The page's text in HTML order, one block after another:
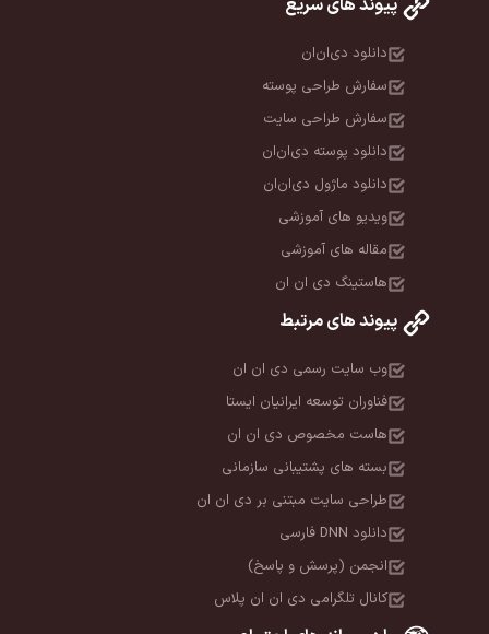
دانلود دی‌ان‌ان
سفارش طراحی پوسته
سفارش طراحی سایت
دانلود پوسته دی‌ان‌ان
دانلود ماژول دی‌ان‌ان
ویدیو های آموزشی
مقاله های آموزشی
هاستینگ دی ان ان
پیوند های مرتبط
وب سایت رسمی دی ان ان
فناوران توسعه ایرانیان ایستا
هاست مخصوص دی ان ان
بسته های پشتیبانی سازمانی
طراحی سایت مبتنی بر دی ان ان
دانلود DNN فارسی
انجمن (پرسش و پاسخ)
کانال تلگرامی دی ان ان پلاس